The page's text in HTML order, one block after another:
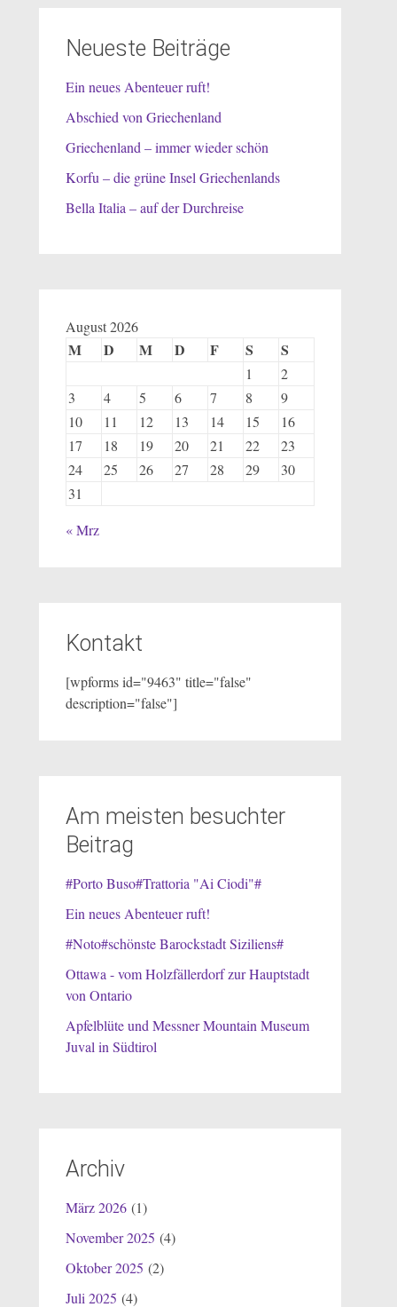
Neueste Beiträge
Ein neues Abenteuer ruft!
Abschied von Griechenland
Griechenland – immer wieder schön
Korfu – die grüne Insel Griechenlands
Bella Italia – auf der Durchreise
August 2026
M D M D F S S
1
2
3
4 5 6 7 8
9
10
11 12 13 14 15
16
17
18 19 20 21 22
23
24
25 26 27 28 29
30
31
« Mrz
Kontakt
[wpforms id="9463" title="false"
description="false"]
Am meisten besuchter
Beitrag
#Porto Buso#Trattoria "Ai Ciodi"#
Ein neues Abenteuer ruft!
#Noto#schönste Barockstadt Siziliens#
Ottawa - vom Holzfällerdorf zur Hauptstadt
von Ontario
Apfelblüte und Messner Mountain Museum
Juval in Südtirol
Archiv
März 2026(1)
November 2025 (4)
Oktober 2025 (2)
Juli 2025 (4)